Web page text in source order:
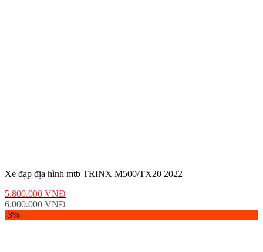
Xe đạp địa hình mtb TRINX M500/TX20 2022
5.800.000 VNĐ
6.000.000VNĐ
-3%